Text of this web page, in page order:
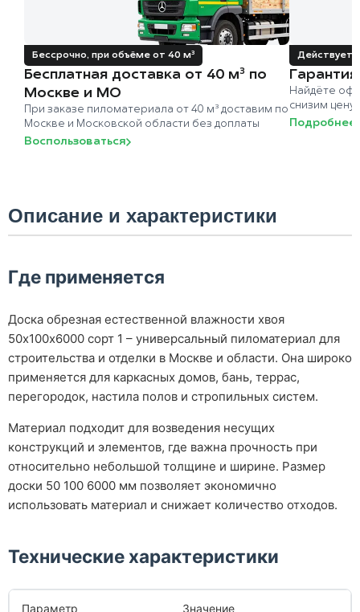
Бессрочно, при объёме от 40 м³
Бесплатная доставка от 40 м³ по
Москве и МО
При заказе пиломатериала от 40 м³ доставим по
Москве и Московской области без доплаты
Воспользоваться
Действует
Найдёте
снизим
Подробнее
Описание и характеристики
Где применяется
Доска обрезная естественной влажности хвоя
50х100х6000 сорт 1 – универсальный пиломатериал для
строительства и отделки в Москве и области. Она широко
применяется для каркасных домов, бань, террас,
перегородок, настила полов и стропильных систем.
Материал подходит для возведения несущих
конструкций и элементов, где важна прочность при
относительно небольшой толщине и ширине. Размер
доски 50 100 6000 мм позволяет экономично
использовать материал и снижает количество отходов.
Технические характеристики
Параметр Значение